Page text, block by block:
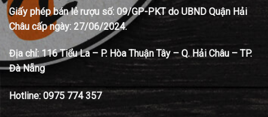
Giấy phép bán lẻ rượu số: 09/GP-PKT do UBND Quận Hải
Châu cấp ngày: 27/06/2024.
Địa chỉ: 116 Tiểu La – P. Hòa Thuận Tây – Q. Hải Châu – TP.
Đà Nẵng
Hotline: 0975 774 357